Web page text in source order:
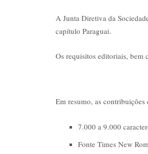
A Junta Diretiva da
capítulo Paraguai.
Os requisitos editoriais, bem
Em resumo, as contribuições
7.000 a 9.000
Fonte Times New